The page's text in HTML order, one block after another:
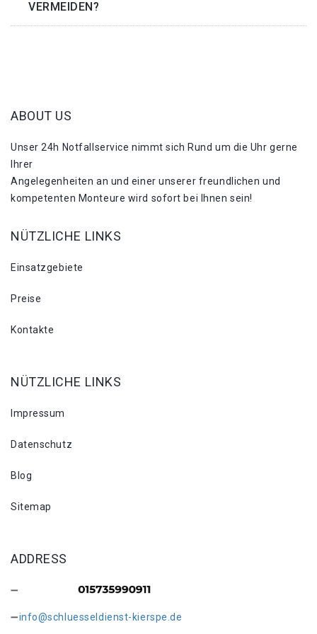
VERMEIDEN?
ABOUT US
Unser 24h Notfallservice nimmt sich Rund um die Uhr gerne
Ihrer
Angelegenheiten an und einer unserer freundlichen und
kompetenten Monteure wird sofort bei Ihnen sein!
NÜTZLICHE LINKS
Einsatzgebiete
Preise
Kontakte
NÜTZLICHE LINKS
Impressum
Datenschutz
Blog
Sitemap
ADDRESS
info@schluesseldienst-kierspe.de